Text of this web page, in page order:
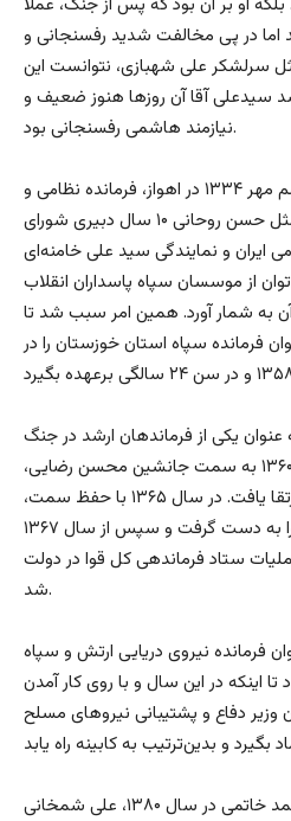
اما در پی مخالفت شدید رفسنجانی و
سرلشکر علی شهبازی، نتوانست این
سیدعلی آقا آن روزها هنوز ضعیف و
نیازمند هاشمی رفسنجانی بود.
علی شمخانی، متولد ششم مهر ۱۳۳۴ در اهواز، فرمانده نظامی و
سیاست‌مدار ایرانی است که مثل حسن روحانی ۱۰ سال دبیری شورای
ایران و نمایندگی سید علی خامنه‌ای
از موسسان سپاه پاسداران انقلاب
به شمار آورد. همین امر سبب شد تا
فرمانده سپاه استان خوزستان را در
جنگ در سال ۱۳۵۹، به عنوان یکی از فرماندهان ارشد در جنگ
حضور یافت و حتی در سال ۱۳۶۰ به سمت جانشین محسن رضایی،
فرمانده کل سپاه پاسداران، ارتقا یافت. در سال ۱۳۶۵ با حفظ سمت،
فرماندهی نیروی زمینی سپاه را به دست گرفت و سپس از سال ۱۳۶۷
و عملیات ستاد فرماندهی کل قوا در دولت
شد.
سال ۱۳۷۶ به عنوان فرمانده نیروی دریایی ارتش و سپاه
اینکه در این سال و با روی کار آمدن
دفاع و پشتیبانی نیرو‌های مسلح
با پایان دولت اول سید محمد خاتمی در سال ۱۳۸۰، علی شمخانی